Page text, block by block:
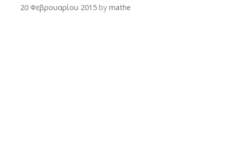
20 Φεβρουαρίου 2015 by mathe